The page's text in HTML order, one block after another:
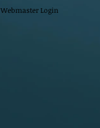
Webmaster Login